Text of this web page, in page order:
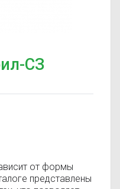
СЗ
от формы
представлены